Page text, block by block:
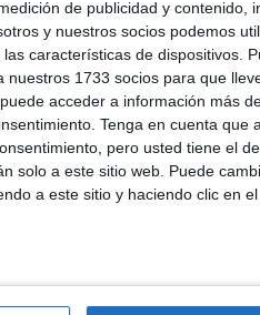
de publicidad y contenido,
y nuestros socios podemos
características de dispositivos.
1733 socios para que
acceder a información más
Tenga en cuenta que
pero usted tiene el
solo a este sitio web. Puede
a este sitio y haciendo clic en